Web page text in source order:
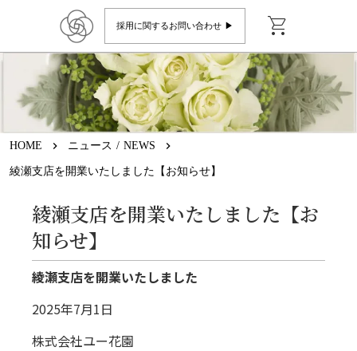
採用に関するお問い合わせ ▶︎ shopping_cart
HOME keyboard_arrow_right ニュース / NEWS keyboard_arrow_right
綾瀬支店を開業いたしました【お知らせ】
綾瀬支店を開業いたしました【お
知らせ】
綾瀬支店を開業いたしました
2025年7月1日
株式会社ユー花園